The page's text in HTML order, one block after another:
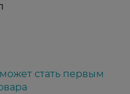
стать первым